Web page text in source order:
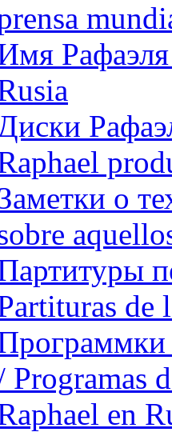
о
de
Programas
en